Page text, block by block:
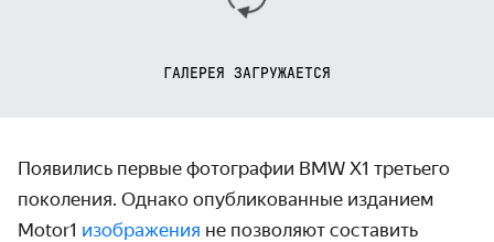
ГАЛЕРЕЯ ЗАГРУЖАЕТСЯ
Появились первые фотографии BMW X1 третьего
поколения. Однако опубликованные изданием
Motor1 изображения не позволяют составить